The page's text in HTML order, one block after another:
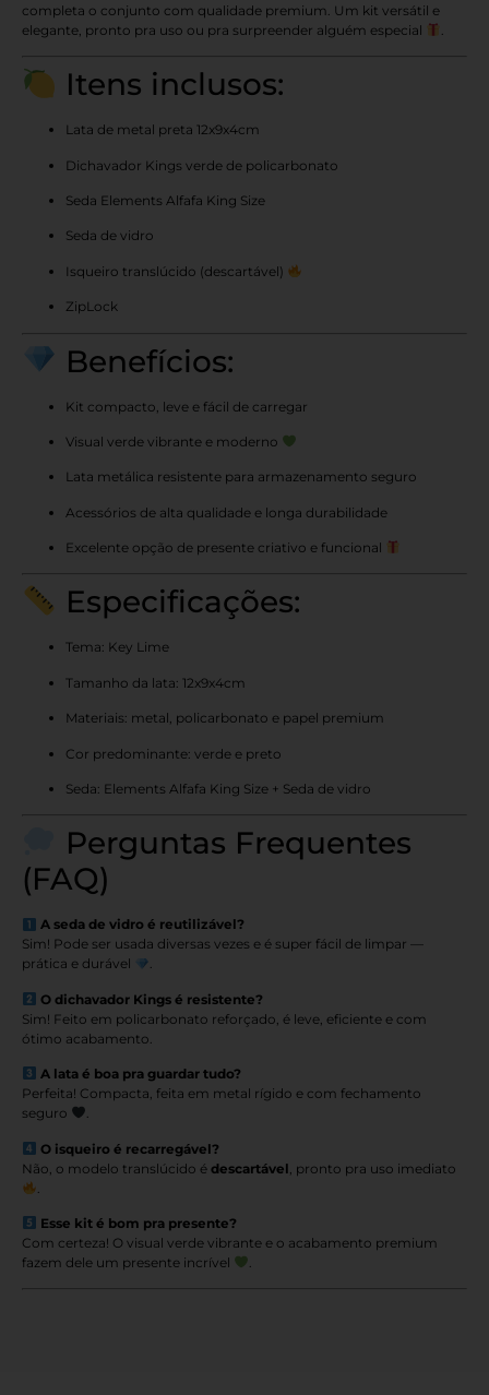
completa o conjunto com qualidade premium. Um kit versátil e
elegante, pronto pra uso ou pra surpreender alguém especial
Itens inclusos:
Lata de metal preta 12x9x4cm
Dichavador Kings verde de policarbonato
Seda Elements Alfafa King Size
Seda de vidro
Isqueiro translúcido (descartável)
ZipLock
Benefícios:
Kit compacto, leve e fácil de carregar
Visual verde vibrante e moderno
Lata metálica resistente para armazenamento seguro
Acessórios de alta qualidade e longa durabilidade
Excelente opção de presente criativo e funcional
Especificações:
Tema: Key Lime
Tamanho da lata: 12x9x4cm
Materiais: metal, policarbonato e papel premium
Cor predominante: verde e preto
Seda: Elements Alfafa King Size + Seda de vidro
Perguntas Frequentes
(FAQ)
A seda de vidro é reutilizável?
Sim! Pode ser usada diversas vezes e é super fácil de limpar —
prática e durável
.
O dichavador Kings é resistente?
Sim! Feito em policarbonato reforçado, é leve, eficiente e com
ótimo acabamento.
A lata é boa pra guardar tudo?
Perfeita! Compacta, feita em metal rígido e com fechamento
seguro
.
O isqueiro é recarregável?
Não, o modelo translúcido é descartável , pronto pra uso imediato
Esse kit é bom pra presente?
Com certeza! O visual verde vibrante e o acabamento premium
fazem dele um presente incrível